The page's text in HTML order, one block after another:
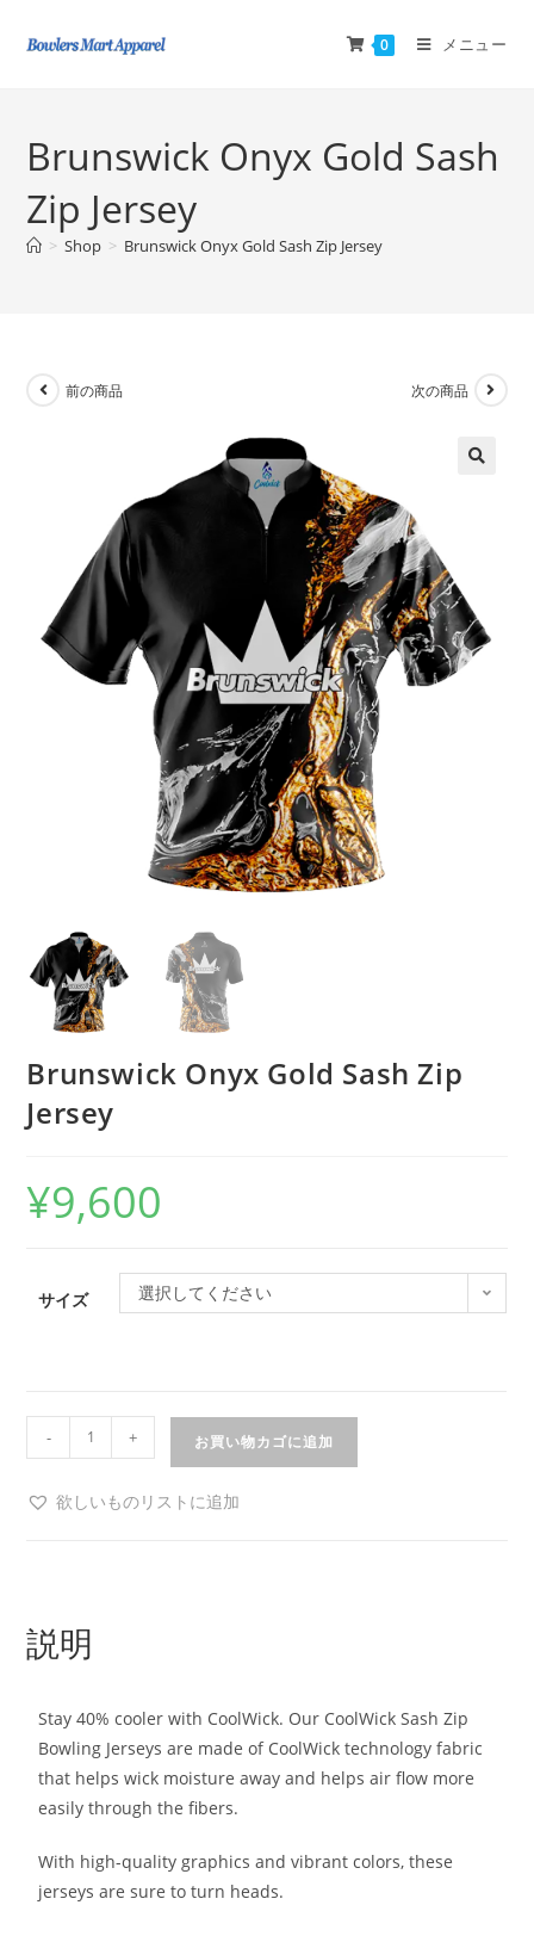
0 メニュー
Brunswick Onyx Gold Sash
Zip Jersey
> Shop > Brunswick Onyx Gold Sash Zip Jersey
前の商品 次の商品
Brunswick Onyx Gold Sash Zip
Jersey
¥9,600
サイズ 選択してください
- + お買い物カゴに追加
欲しいものリストに追加
説明
Stay 40% cooler with CoolWick. Our CoolWick Sash Zip
Bowling Jerseys are made of CoolWick technology fabric
that helps wick moisture away and helps air flow more
easily through the fibers.
With high-quality graphics and vibrant colors, these
jerseys are sure to turn heads.